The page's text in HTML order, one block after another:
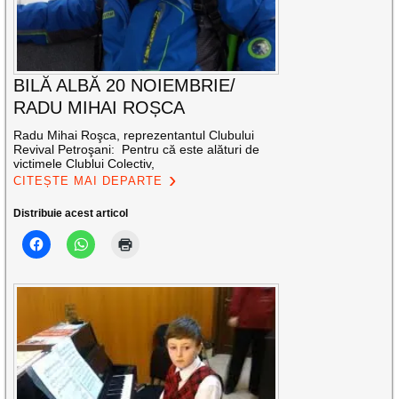
BILĂ ALBĂ 20 NOIEMBRIE/
RADU MIHAI ROȘCA
Radu Mihai Roşca, reprezentantul Clubului
Revival Petroşani: Pentru că este alături de
victimele Clublui Colectiv,
CITEȘTE MAI DEPARTE
Distribuie acest articol